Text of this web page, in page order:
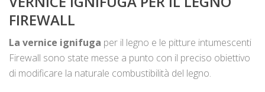
FIREWALL
La vernice ignifuga per il legno e le pitture intumescenti
Firewall sono state messe a punto con il preciso obiettivo
di modificare la naturale combustibilità del legno.